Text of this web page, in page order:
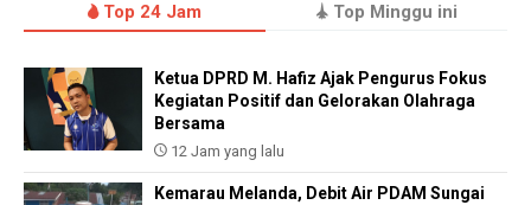
Top 24 Jam Top Minggu ini
Ketua DPRD M. Hafiz Ajak Pengurus Fokus
Kegiatan Positif dan Gelorakan Olahraga
Bersama
12 Jam yang lalu
Kemarau Melanda, Debit Air PDAM Sungai